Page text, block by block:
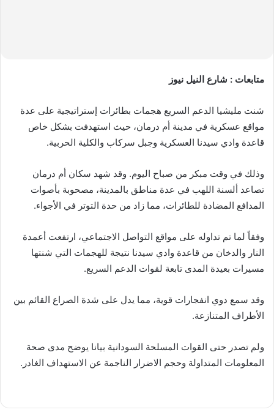
متابعات : شارع النيل نيوز
شنت مليشيا الدعم السريع هجمات بطائرات إستراتيجية على عدة
مواقع عسكرية في مدينة أم درمان، حيث استهدفت بشكل خاص
قاعدة وادي سيدنا العسكرية وجبل سركاب والكلية الحربية.
وذلك في وقت مبكر من صباح اليوم. وقد شهد سكان أم درمان
تصاعد ألسنة اللهب في عدة مناطق بالمدينة، مصحوبة بأصوات
المدافع المضادة للطائرات، مما زاد من حدة التوتر في الأجواء.
وفقاً لما تم تداوله على مواقع التواصل الاجتماعي، ارتفعت أعمدة
النار والدخان من قاعدة وادي سيدنا نتيجة للهجمات التي شنتها
مسيرات بعيدة المدى تابعة لقوات الدعم السريع.
وقد سمع دوي انفجارات قوية، مما يدل على شدة الصراع القائم بين
الأطراف المتنازعة.
ولم تصدر حتى القوات المسلحة السودانية بيانا يوضح مدى صحة
المعلومات المتداولة وحجم الاضرار الناجمة عن الاستهداف الغادر.